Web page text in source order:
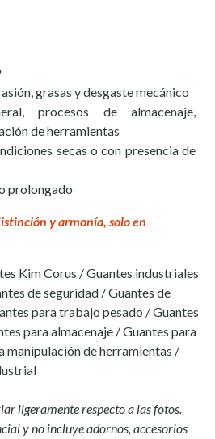
grasas y desgaste mecánico
procesos de almacenaje,
de herramientas
secas o con presencia de
prolongado
y armonía, solo en
Kim Corus / Guantes industriales
de seguridad / Guantes de
para trabajo pesado / Guantes
para almacenaje / Guantes para
manipulación de herramientas /
ligeramente respecto a las fotos.
y no incluye adornos, accesorios